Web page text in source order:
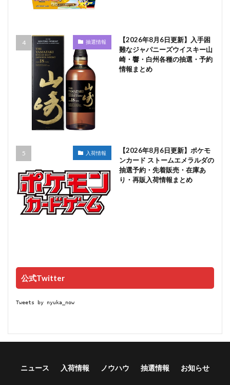
抽選情報
【2026年8月6日更新】入手困
難なジャパニーズウイスキー山
崎・響・白州各種の抽選・予約
情報まとめ
入荷情報
【2026年8月6日更新】ポケモ
ンカード ストームエメラルダの
抽選予約・先着販売・在庫あ
り・再販入荷情報まとめ
公式Twitter
Tweets by nyuka_now
ニュース 入荷情報 ノウハウ 抽選情報 お知らせ